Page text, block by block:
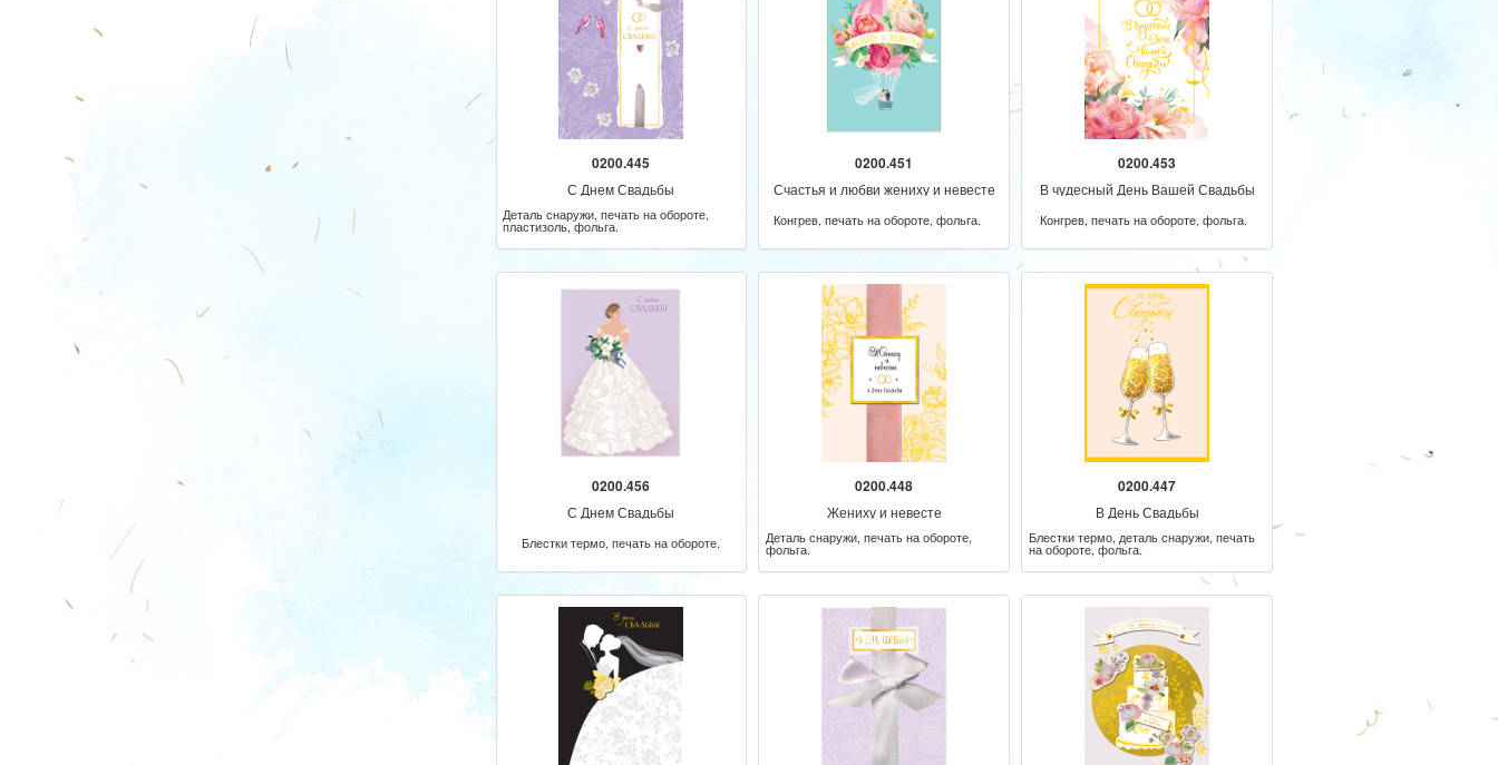
0200.445
С Днем Свадьбы
Деталь снаружи, печать на обороте,
пластизоль, фольга.
0200.451
Счастья и любви жениху и невесте
Конгрев, печать на обороте, фольга.
0200.453
В чудесный День Вашей Свадьбы
Конгрев, печать на обороте, фольга.
0200.456
С Днем Свадьбы
Блестки термо, печать на обороте.
0200.448
Жениху и невесте
Деталь снаружи, печать на обороте,
фольга.
0200.447
В День Свадьбы
Блестки термо, деталь снаружи, печать
на обороте, фольга.